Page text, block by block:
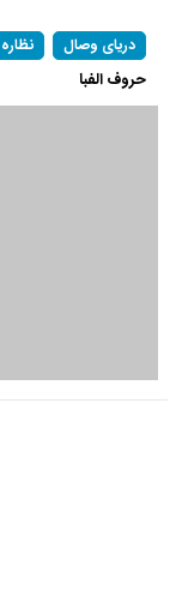
دریای وصال نظاره
حروف الفبا